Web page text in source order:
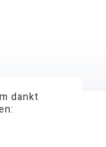
dankt